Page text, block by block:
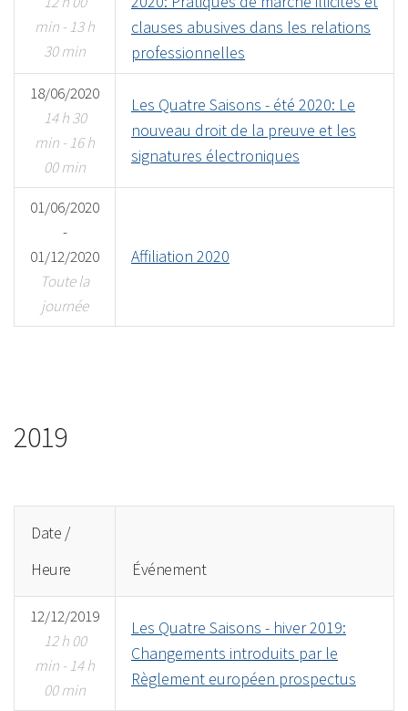
min - 13 h
30 min
clauses abusives dans les relations
professionnelles
18/06/2020
14 h 30
min - 16 h
00 min
Les Quatre Saisons - été 2020: Le
nouveau droit de la preuve et les
signatures électroniques
01/06/2020
-
01/12/2020
Toute la
journée
Affiliation 2020
2019
Date /
Heure
Événement
12/12/2019
12 h 00
min - 14 h
00 min
Les Quatre Saisons - hiver 2019:
Changements introduits par le
Règlement européen prospectus